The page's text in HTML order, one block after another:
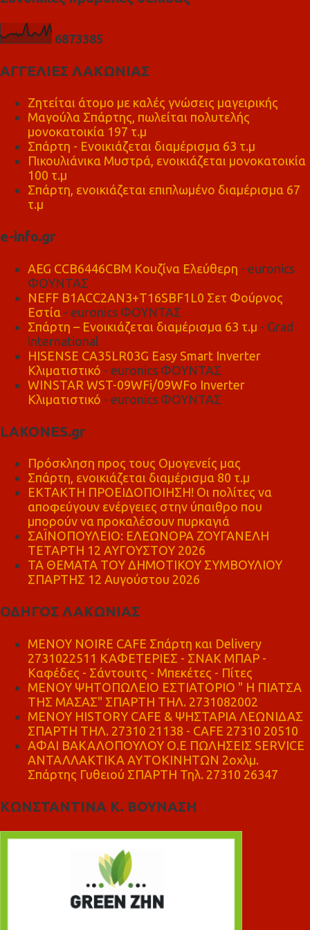
6873385
ΑΓΓΕΛΙΕΣ ΛΑΚΩΝΙΑΣ
Ζητείται άτομο με καλές γνώσεις μαγειρικής
Μαγούλα Σπάρτης, πωλείται πολυτελής
μονοκατοικία 197 τ.μ
Σπάρτη - Ενοικιάζεται διαμέρισμα 63 τ.μ
Πικουλιάνικα Μυστρά, ενοικιάζεται μονοκατοικία
100 τ.μ
Σπάρτη, ενοικιάζεται επιπλωμένο διαμέρισμα 67
τ.μ
e-info.gr
AEG CCB6446CBM Κουζίνα Ελεύθερη - euronics
ΦΟΥΝΤΑΣ
NEFF B1ACC2AN3+T16SBF1L0 Σετ Φούρνος
Εστία - euronics ΦΟΥΝΤΑΣ
Σπάρτη – Ενοικιάζεται διαμέρισμα 63 τ.μ - Grad
international
HISENSE CA35LR03G Easy Smart Inverter
Κλιματιστικό - euronics ΦΟΥΝΤΑΣ
WINSTAR WST-09WFi/09WFo Inverter
Κλιματιστικό - euronics ΦΟΥΝΤΑΣ
LAKONES.gr
Πρόσκληση προς τους Ομογενείς μας
Σπάρτη, ενοικιάζεται διαμέρισμα 80 τ.μ
ΕΚΤΑΚΤΗ ΠΡΟΕΙΔΟΠΟΙΗΣΗ! Οι πολίτες να
αποφεύγουν ενέργειες στην ύπαιθρο που
μπορούν να προκαλέσουν πυρκαγιά
ΣΑΪΝΟΠΟΥΛΕΙΟ: ΕΛΕΩΝΟΡΑ ΖΟΥΓΑΝΕΛΗ
ΤΕΤΑΡΤΗ 12 ΑΥΓΟΥΣΤΟΥ 2026
ΤΑ ΘΕΜΑΤΑ ΤΟΥ ΔΗΜΟΤΙΚΟΥ ΣΥΜΒΟΥΛΙΟΥ
ΣΠΑΡΤΗΣ 12 Αυγούστου 2026
ΟΔΗΓΟΣ ΛΑΚΩΝΙΑΣ
MENOY NOIRE CAFE Σπάρτη και Delivery
2731022511 ΚΑΦΕΤΕΡΙΕΣ - ΣΝΑΚ ΜΠΑΡ -
Καφέδες - Σάντουιτς - Μπεκέτες - Πίτες
ΜΕΝΟΥ ΨΗΤΟΠΩΛΕΙΟ ΕΣΤΙΑΤΟΡΙΟ " Η ΠΙΑΤΣΑ
ΤΗΣ ΜΑΣΑΣ" ΣΠΑΡΤΗ ΤΗΛ. 2731082002
ΜΕΝΟΥ HISTORY CAFE & ΨΗΣΤΑΡΙΑ ΛΕΩΝΙΔΑΣ
ΣΠΑΡΤΗ ΤΗΛ. 27310 21138 - CAFE 27310 20510
ΑΦΑΙ ΒΑΚΑΛΟΠΟΥΛΟΥ Ο.Ε ΠΩΛΗΣΕΙΣ SERVICE
ΑΝΤΑΛΛΑΚΤΙΚΑ ΑΥΤΟΚΙΝΗΤΩΝ 2οχλμ.
Σπάρτης Γυθειού ΣΠΑΡΤΗ Τηλ. 27310 26347
ΚΩΝΣΤΑΝΤΙΝΑ Κ. ΒΟΥΝΑΣΗ